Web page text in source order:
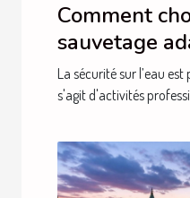
Comment
sauvetage
besoins
La sécurité sur l’eau
s'agit d'activités